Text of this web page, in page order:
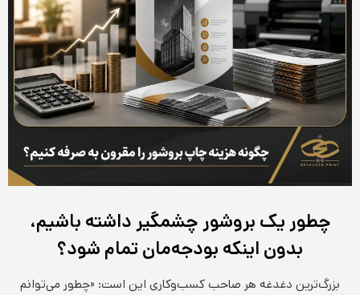
چطور یک بروشور چشمگیر داشته باشیم،
بدون اینکه بودجه‌مان تمام شود؟
بزرگ‌ترین دغدغه هر صاحب کسب‌وکاری این است: «چطور می‌توانم